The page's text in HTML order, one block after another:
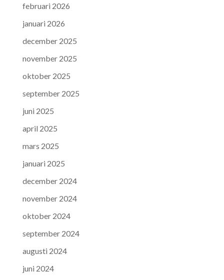
februari 2026
januari 2026
december 2025
november 2025
oktober 2025
september 2025
juni 2025
april 2025
mars 2025
januari 2025
december 2024
november 2024
oktober 2024
september 2024
augusti 2024
juni 2024